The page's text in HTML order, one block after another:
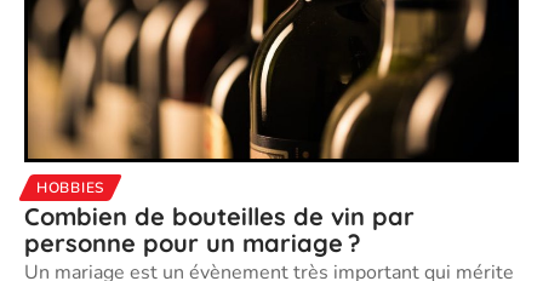
HOBBIES
Combien de bouteilles de vin par
personne pour un mariage ?
Un mariage est un évènement très important qui mérite